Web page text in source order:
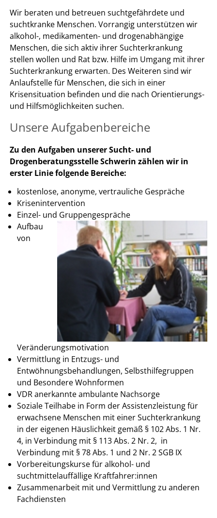
Wir beraten und betreuen suchtgefährdete und
suchtkranke Menschen. Vorrangig unterstützen wir
alkohol-, medikamenten- und drogenabhängige
Menschen, die sich aktiv ihrer Suchterkrankung
stellen wollen und Rat bzw. Hilfe im Umgang mit ihrer
Suchterkrankung erwarten. Des Weiteren sind wir
Anlaufstelle für Menschen, die sich in einer
Krisensituation befinden und die nach Orientierungs-
und Hilfsmöglichkeiten suchen.
Unsere Aufgabenbereiche
Zu den Aufgaben unserer Sucht- und
Drogenberatungsstelle Schwerin zählen wir in
erster Linie folgende Bereiche:
kostenlose, anonyme, vertrauliche Gespräche
Krisenintervention
Einzel- und Gruppengespräche
Aufbau
von
Veränderungsmotivation
Vermittlung in Entzugs- und
Entwöhnungsbehandlungen, Selbsthilfegruppen
und Besondere Wohnformen
VDR anerkannte ambulante Nachsorge
Soziale Teilhabe in Form der Assistenzleistung für
erwachsene Menschen mit einer Suchterkrankung
in der eigenen Häuslichkeit gemäß § 102 Abs. 1 Nr.
4, in Verbindung mit § 113 Abs. 2 Nr. 2, in
Verbindung mit § 78 Abs. 1 und 2 Nr. 2 SGB IX
Vorbereitungskurse für alkohol- und
suchtmittelauffällige Kraftfahrer:innen
Zusammenarbeit mit und Vermittlung zu anderen
Fachdiensten